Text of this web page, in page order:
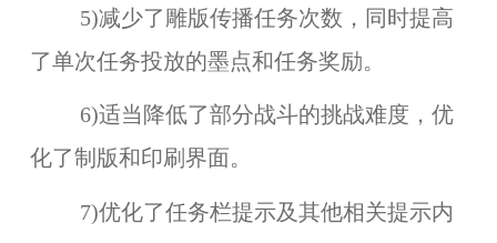
5)减少了雕版传播任务次数，同时提高
了单次任务投放的墨点和任务奖励。
6)适当降低了部分战斗的挑战难度，优
化了制版和印刷界面。
7)优化了任务栏提示及其他相关提示内